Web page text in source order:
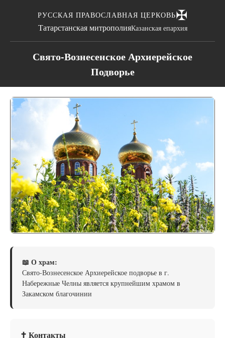
РУССКАЯ ПРАВОСЛАВНАЯ ЦЕРКОВЬ✠
Татарстанская митрополияКазанская епархия
Свято-Вознесенское Архиерейское
Подворье
📖 О храм:
Свято-Вознесенское Архиерейское подворье в г.
Набережные Челны является крупнейшим храмом в
Закамском благочинии
✝ Контакты